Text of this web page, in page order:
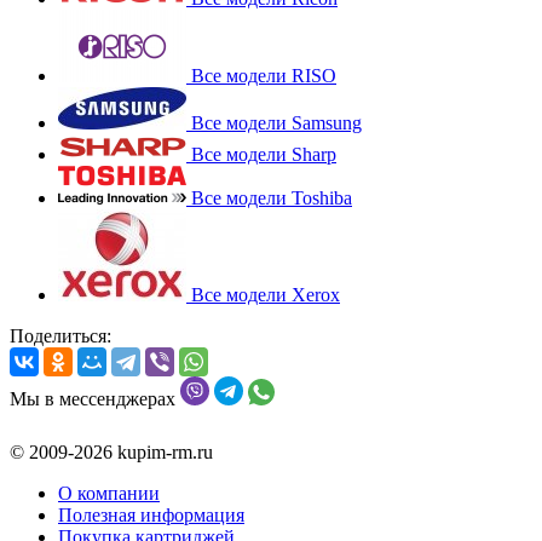
Все модели RISO
Все модели Samsung
Все модели Sharp
Все модели Toshiba
Все модели Xerox
Поделиться:
Мы в мессенджерах
© 2009-2026 kupim-rm.ru
О компании
Полезная информация
Покупка картриджей